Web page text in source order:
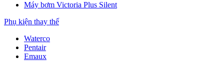
Máy bơm Victoria Plus Silent
Phụ kiện thay thế
Waterco
Pentair
Emaux